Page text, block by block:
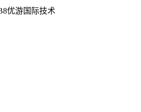
优游国际技术